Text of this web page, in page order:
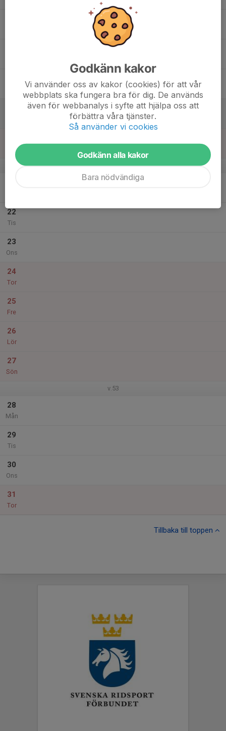
Sön
v.52
22
Tis
23
Ons
24
Tor
25
Fre
26
Lör
27
Sön
v.53
28
Mån
29
Tis
30
Ons
31
Tor
Tillbaka till toppen
Godkänn kakor
Vi använder oss av kakor (cookies) för att vår
webbplats ska fungera bra för dig. De används
även för webbanalys i syfte att hjälpa oss att
förbättra våra tjänster.
Så använder vi cookies
Godkänn alla kakor
Bara nödvändiga